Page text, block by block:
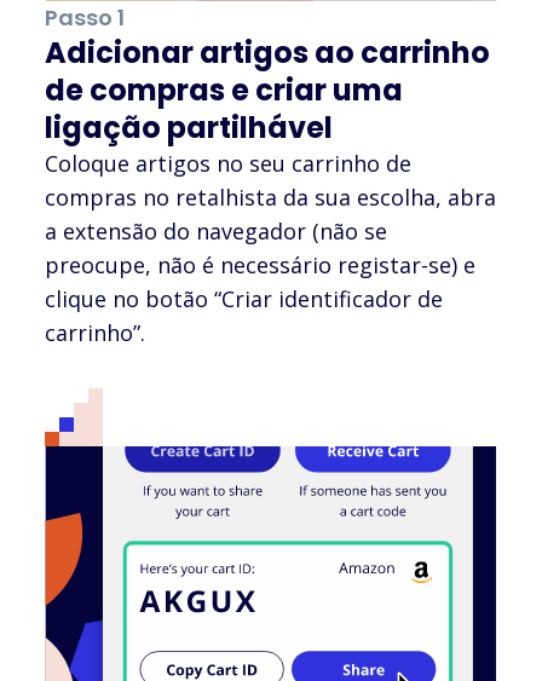
Passo 1
Adicionar artigos ao carrinho
de compras e criar uma
ligação partilhável
Coloque artigos no seu carrinho de
compras no retalhista da sua escolha, abra
a extensão do navegador (não se
preocupe, não é necessário registar-se) e
clique no botão “Criar identificador de
carrinho”.